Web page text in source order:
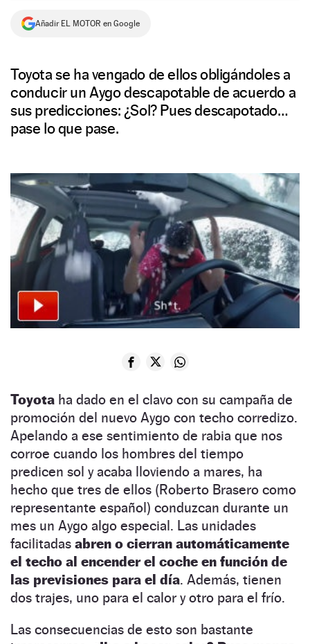
NEWSLETTER
Añadir EL MOTOR en Google
Toyota se ha vengado de ellos obligándoles a
conducir un Aygo descapotable de acuerdo a
sus predicciones: ¿Sol? Pues descapotado…
pase lo que pase.
Toyota ha dado en el clavo con su campaña de
promoción del nuevo Aygo con techo corredizo.
Apelando a ese sentimiento de rabia que nos
corroe cuando los hombres del tiempo
predicen sol y acaba lloviendo a mares, ha
hecho que tres de ellos (Roberto Brasero como
representante español) conduzcan durante un
mes un Aygo algo especial. Las unidades
facilitadas abren o cierran automáticamente
el techo al encender el coche en función de
las previsiones para el día. Además, tienen
dos trajes, uno para el calor y otro para el frío.
Las consecuencias de esto son bastante